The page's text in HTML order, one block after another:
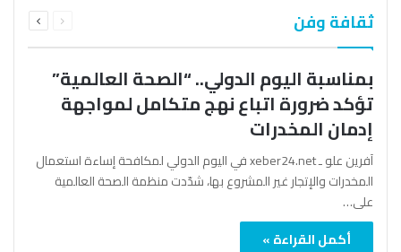
ثقافة وفن الصفحةالصفحة
بمناسبة اليوم الدولي.. “الصحة العالمية”
تؤكد ضرورة اتباع نهج متكامل لمواجهة
إدمان المخدرات
آفرين علو ـ xeber24.net في اليوم الدولي لمكافحة إساءة استعمال
المخدرات والإتجار غير المشروع بها، شدّدت منظمة الصحة العالمية
على…
أكمل القراءة »